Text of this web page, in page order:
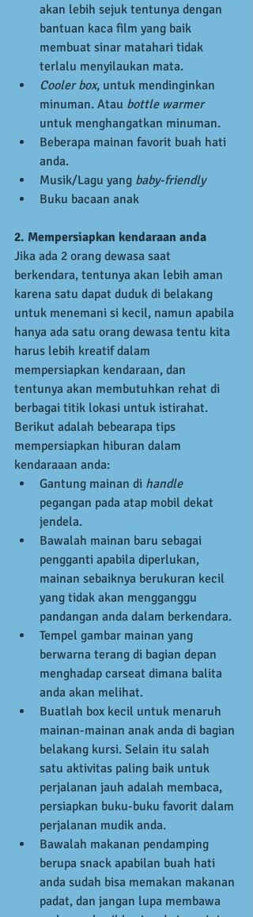
akan lebih sejuk tentunya dengan
bantuan kaca film yang baik
membuat sinar matahari tidak
terlalu menyilaukan mata.
Cooler box, untuk mendinginkan
minuman. Atau bottle warmer
untuk menghangatkan minuman.
Beberapa mainan favorit buah hati
anda.
Musik/Lagu yang baby-friendly
Buku bacaan anak
2. Mempersiapkan kendaraan anda
Jika ada 2 orang dewasa saat
berkendara, tentunya akan lebih aman
karena satu dapat duduk di belakang
untuk menemani si kecil, namun apabila
hanya ada satu orang dewasa tentu kita
harus lebih kreatif dalam
mempersiapkan kendaraan, dan
tentunya akan membutuhkan rehat di
berbagai titik lokasi untuk istirahat.
Berikut adalah bebearapa tips
mempersiapkan hiburan dalam
kendaraaan anda:
Gantung mainan di handle
pegangan pada atap mobil dekat
jendela.
Bawalah mainan baru sebagai
pengganti apabila diperlukan,
mainan sebaiknya berukuran kecil
yang tidak akan mengganggu
pandangan anda dalam berkendara.
Tempel gambar mainan yang
berwarna terang di bagian depan
menghadap carseat dimana balita
anda akan melihat.
Buatlah box kecil untuk menaruh
mainan-mainan anak anda di bagian
belakang kursi. Selain itu salah
satu aktivitas paling baik untuk
perjalanan jauh adalah membaca,
persiapkan buku-buku favorit dalam
perjalanan mudik anda.
Bawalah makanan pendamping
berupa snack apabilan buah hati
anda sudah bisa memakan makanan
padat, dan jangan lupa membawa